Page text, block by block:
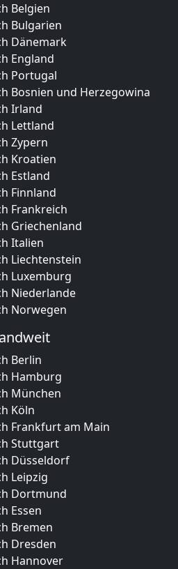
Belgien
Bulgarien
Dänemark
England
Portugal
Bosnien und Herzegowina
Irland
Lettland
Zypern
Kroatien
Estland
Finnland
Frankreich
Griechenland
Italien
Liechtenstein
Luxemburg
Niederlande
Norwegen
Berlin
Hamburg
München
Köln
Frankfurt am Main
Stuttgart
Düsseldorf
Leipzig
Dortmund
Essen
Bremen
Dresden
Hannover